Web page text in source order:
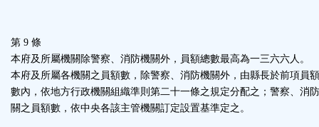
第 9 條
本府及所屬機關除警察、消防機關外，員額總數最高為一三六六人。
本府及所屬各機關之員額數，除警察、消防機關外，由縣長於前項員
數內，依地方行政機關組織準則第二十一條之規定分配之；警察、消
關之員額數，依中央各該主管機關訂定設置基準定之。